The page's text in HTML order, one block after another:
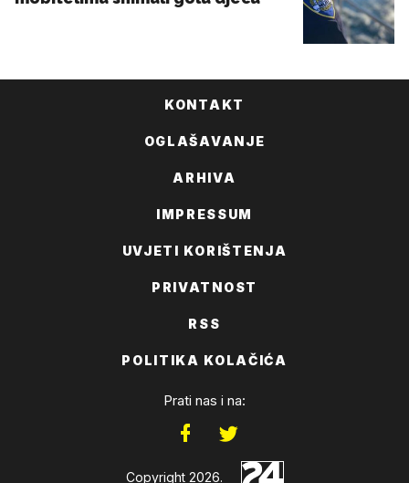
KONTAKT
OGLAŠAVANJE
ARHIVA
IMPRESSUM
UVJETI KORIŠTENJA
PRIVATNOST
RSS
POLITIKA KOLAČIĆA
Prati nas i na:
Copyright 2026.